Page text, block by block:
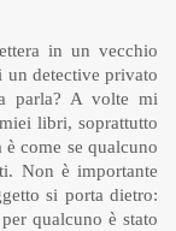
in un vecchio
un detective privato
parla? A volte mi
libri, soprattutto
come se qualcuno
Non è importante
si porta dietro:
qualcuno è stato